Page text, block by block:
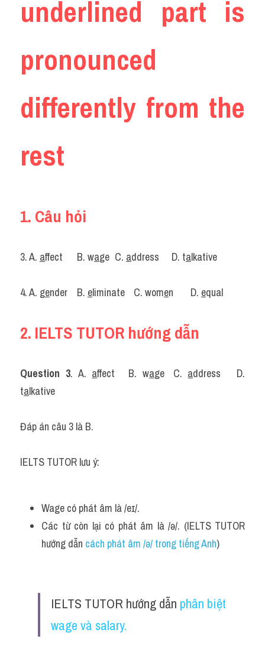
underlined part is
pronounced
differently from the
rest
1. Câu hỏi
3. A. a ffect	B. wa ge	C. a ddress	D. talkative
4. A. ge nder	B. e liminate	C. wome n	D. equal
2. IELTS TUTOR hướng dẫn
Question 3. A. a ffect	B. wa ge	C. address	D.
talkative
Đáp án câu 3 là B.
IELTS TUTOR lưu ý:
Wage có phát âm là /eɪ/.
Các từ còn lại có phát âm là /ə/. (IELTS TUTOR
hướng dẫn cách phát âm /ə/ trong tiếng Anh)
IELTS TUTOR hướng dẫn phân biệt
wage và salary.